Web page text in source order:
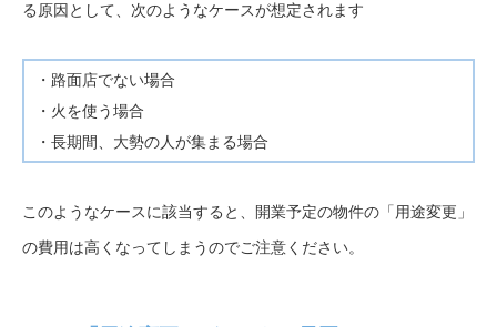
る原因として、次のようなケースが想定されます
・路面店でない場合
・火を使う場合
・長期間、大勢の人が集まる場合
このようなケースに該当すると、開業予定の物件の「用途変更」
の費用は高くなってしまうのでご注意ください。